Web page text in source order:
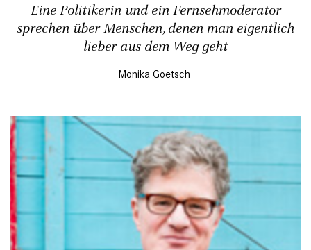
Eine Politikerin und ein Fernsehmoderator
sprechen über Menschen, denen man eigentlich
lieber aus dem Weg geht
Monika Goetsch